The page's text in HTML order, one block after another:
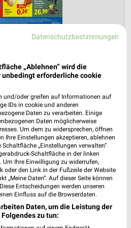
Aug.
BLÄTTERN
CLEVER SPAREN KINDERMODE &
Datenschutzbestimmungen
„Ablehnen“ wird die
erforderliche cookie
und/oder greifen auf Informationen auf
IDs in cookie und anderen
Daten zu verarbeiten. Einige
Daten möglicherweise
Um dem zu widersprechen, öffnen
Ihre Einstellungen akzeptieren, ablehnen
„Einstellungen verwalten“
Schaltfläche in der linken
Um Ihre Einwilligung zu widerrufen,
oder den Link in der Fußzeile der Website
„Meine Daten“. Auf dieser Seite können
Entscheidungen werden unseren
Einfluss auf die Browserdaten.
Daten, um die Leistung der
zu tun: